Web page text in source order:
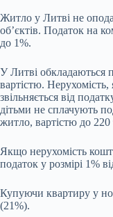
Житло у Литві не
об’єктів. Податок на
до 1%.
У Литві обкладаються
вартістю.
звільняється від
дітьми не сплачують
житло, вартістю до 220
Якщо нерухомість
податок у розмірі 1%
Купуючи квартиру у
(21%).